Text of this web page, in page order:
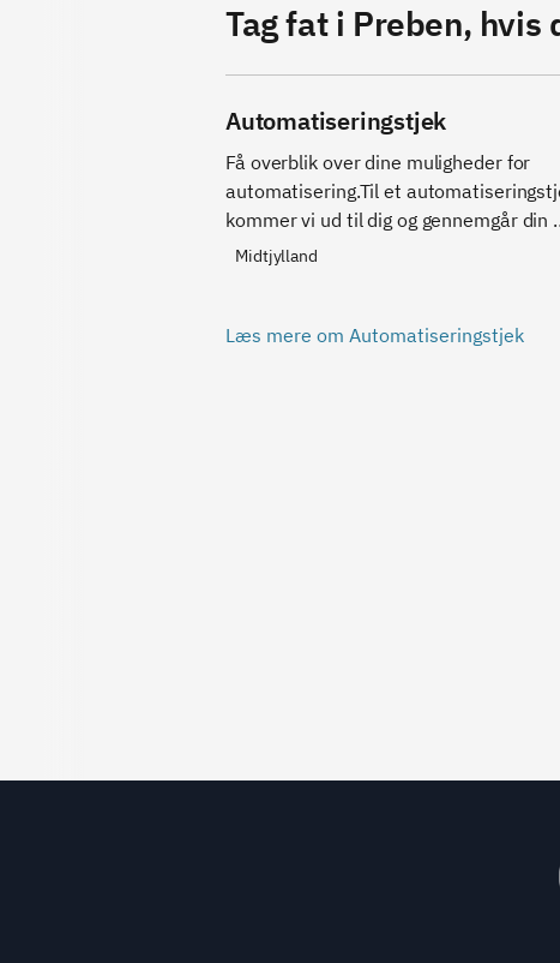
Tag fat i Preben,
Automatiseringstjek
Få overblik over dine muligheder for
automatisering.Til et
kommer vi ud til dig og gennemgår din
virksomheds processer med nye øjne.
backoffice.Forløbet giver ikke
Midtjylland
Læs mere om Automatiseringstjek